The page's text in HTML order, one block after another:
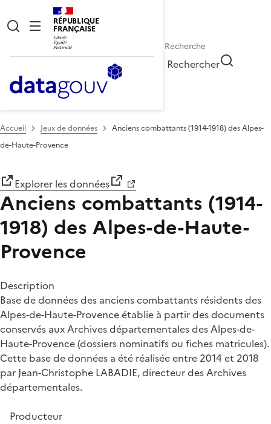
RÉPUBLIQUE
FRANÇAISE
Rechercher
Accueil Jeux de données
Anciens combattants (1914-1918) des Alpes-
de-Haute-Provence
Explorer les données
Anciens combattants (1914-
1918) des Alpes-de-Haute-
Provence
Description
Base de données des anciens combattants résidents des
Alpes-de-Haute-Provence établie à partir des documents
conservés aux Archives départementales des Alpes-de-
Haute-Provence (dossiers nominatifs ou fiches matricules).
Cette base de données a été réalisée entre 2014 et 2018
par Jean-Christophe LABADIE, directeur des Archives
départementales.
Producteur